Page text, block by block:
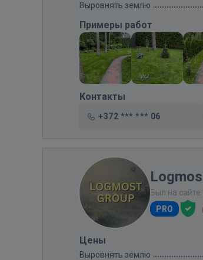
Выровнять землю
Примеры работ
Контакты
+372 *** *** 06
Был на
PRO
Цены
Выровнять землю